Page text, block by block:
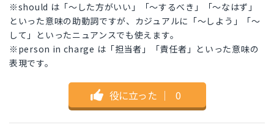
※should は「〜した方がいい」「〜するべき」「〜なはず」
といった意味の助動詞ですが、カジュアルに「〜しよう」「〜
して」といったニュアンスでも使えます。
※person in charge は「担当者」「責任者」といった意味の
表現です。
役に立った ｜ 0